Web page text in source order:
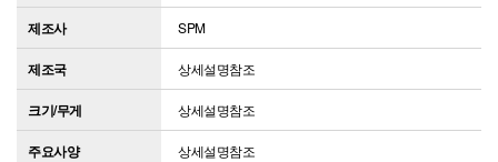
제조사 SPM
제조국 상세설명참조
크기/무게 상세설명참조
주요사양 상세설명참조